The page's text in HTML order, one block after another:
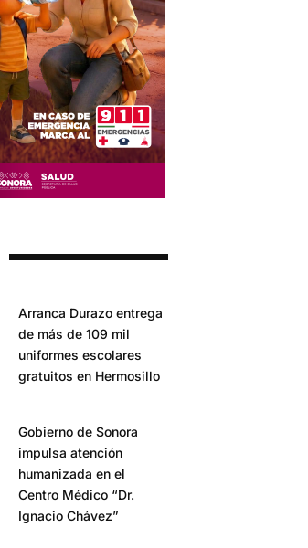
Arranca Durazo entrega
de más de 109 mil
uniformes escolares
gratuitos en Hermosillo
Gobierno de Sonora
impulsa atención
humanizada en el
Centro Médico “Dr.
Ignacio Chávez”